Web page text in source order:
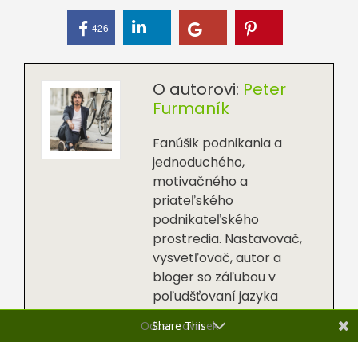
426
O autorovi: Peter
Furmaník
Fanúšik podnikania a
jednoduchého,
motivačného a
priateľského
podnikateľského
prostredia. Nastavovač,
vysvetľovač, autor a
bloger so záľubou v
poľudšťovaní jazyka
podnikateľských zákonov.
Špecializujem sa na
Share This
Odber noviniek